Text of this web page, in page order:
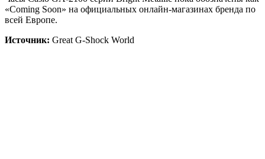
«Coming Soon» на официальных онлайн-магазинах бренда по
всей Европе.
Источник: Great G-Shock World